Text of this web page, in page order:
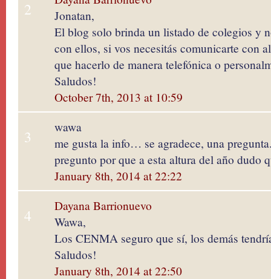
2
Jonatan,
El blog solo brinda un listado de colegios y
con ellos, si vos necesitás comunicarte con
que hacerlo de manera telefónica o
Saludos!
October 7th, 2013 at 10:59
3
wawa
me gusta la info… se agradece, una
pregunto por que a esta altura del año dudo
January 8th, 2014 at 22:22
4
Dayana Barrionuevo
Wawa,
Los CENMA seguro que sí, los demás
Saludos!
January 8th, 2014 at 22:50